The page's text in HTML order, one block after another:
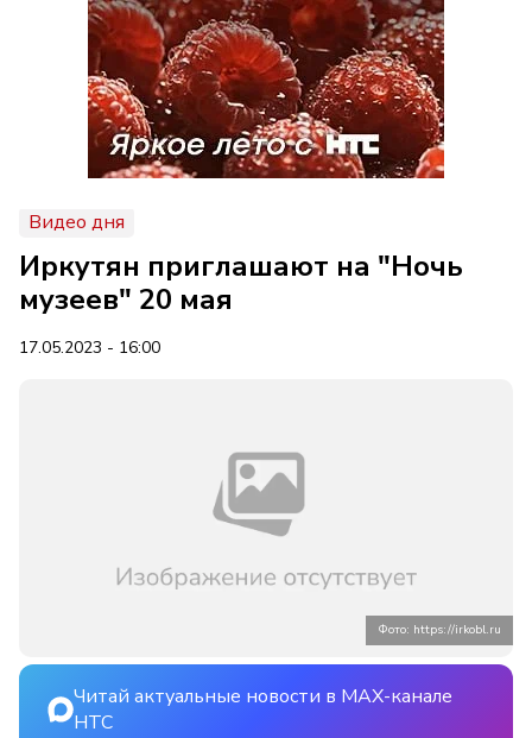
Видео дня
Иркутян приглашают на "Ночь
музеев" 20 мая
17.05.2023 - 16:00
Фото: https://irkobl.ru
Читай актуальные новости в MAX-канале
НТС